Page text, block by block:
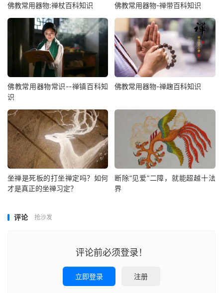
佛教常用器物:禅杖百科知识 佛教常用器物-禅带百科知识
佛教常用器物常识--禅镇百科知
识
佛教常用器物-禅趜百科知识
坐禅是死板的打坐禅定吗？如何
才是真正的坐禅习定？
断除“见爱”二障，就能超越十法
界
评论 抢沙发
评论前必须登录！
立即登录 注册